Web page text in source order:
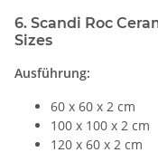
6. Scandi Roc
Sizes
Ausführung:
60 x 60 x 2 cm
100 x 100 x 2 cm
120 x 60 x 2 cm